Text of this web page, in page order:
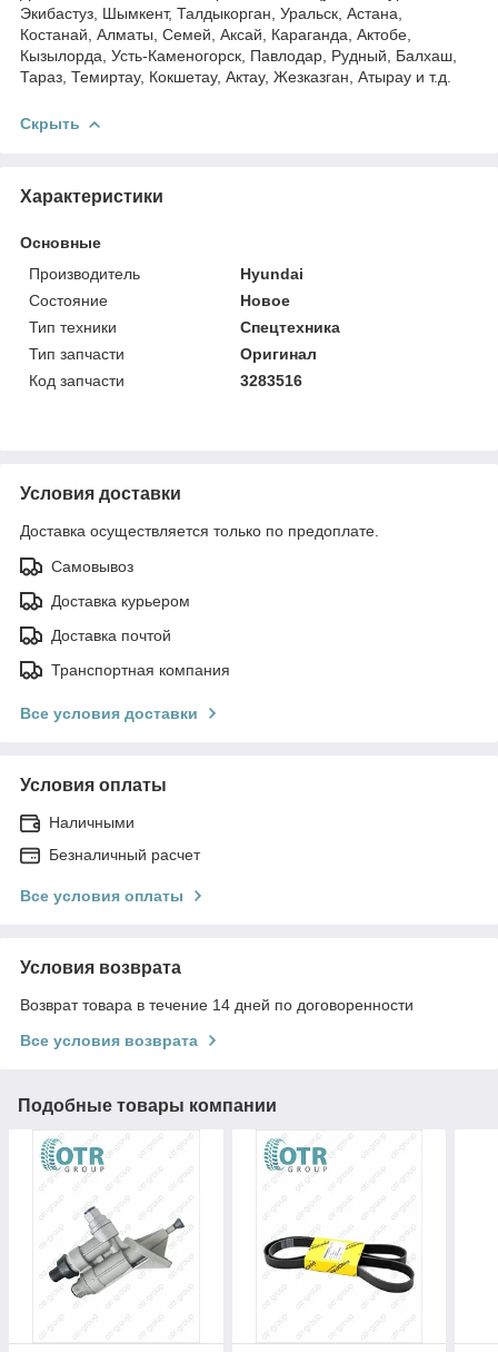
Экибастуз, Шымкент, Талдыкорган, Уральск, Астана,
Костанай, Алматы, Семей, Аксай, Караганда, Актобе,
Кызылорда, Усть-Каменогорск, Павлодар, Рудный, Балхаш,
Тараз, Темиртау, Кокшетау, Актау, Жезказган, Атырау и т.д.
Скрыть
Характеристики
Основные
Производитель
Hyundai
Состояние
Новое
Тип техники
Спецтехника
Тип запчасти
Оригинал
Код запчасти
3283516
Условия доставки
Доставка осуществляется только по предоплате.
Самовывоз
Доставка курьером
Доставка почтой
Транспортная компания
Все условия доставки
Условия оплаты
Наличными
Безналичный расчет
Все условия оплаты
Условия возврата
Возврат товара в течение 14 дней по договоренности
Все условия возврата
Подобные товары компании